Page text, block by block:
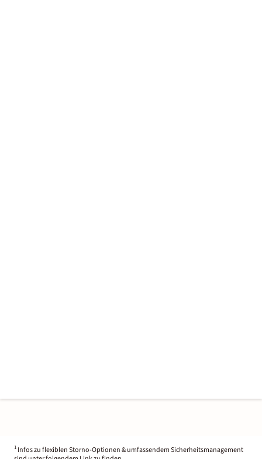
1 Infos zu flexiblen Storno-Optionen & umfassendem Sicherheitsmanagement